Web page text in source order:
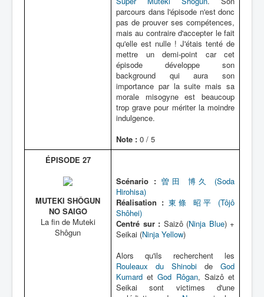
parcours dans l'épisode n'est donc
pas de prouver ses compétences,
mais au contraire d'accepter le fait
qu'elle est nulle ! J'étais tenté de
mettre un demi-point car cet
épisode développe son
background qui aura son
importance par la suite mais sa
morale misogyne est beaucoup
trop grave pour mériter la moindre
indulgence.
Note : 0 / 5
ÉPISODE 27
MUTEKI SHÔGUN
NO SAIGO
La fin de Muteki
Shôgun
Scénario : 曽田 博久 (Soda
Hirohisa)
Réalisation : 東條 昭平 (Tôjô
Shôhei)
Centré sur : Saizô (Ninja Blue) +
Seikai (Ninja Yellow)
Alors qu'ils recherchent les
Rouleaux du Shinobi de God
Kumard etGod Rôgan, Saizô et
Seikai sont victimes d'une